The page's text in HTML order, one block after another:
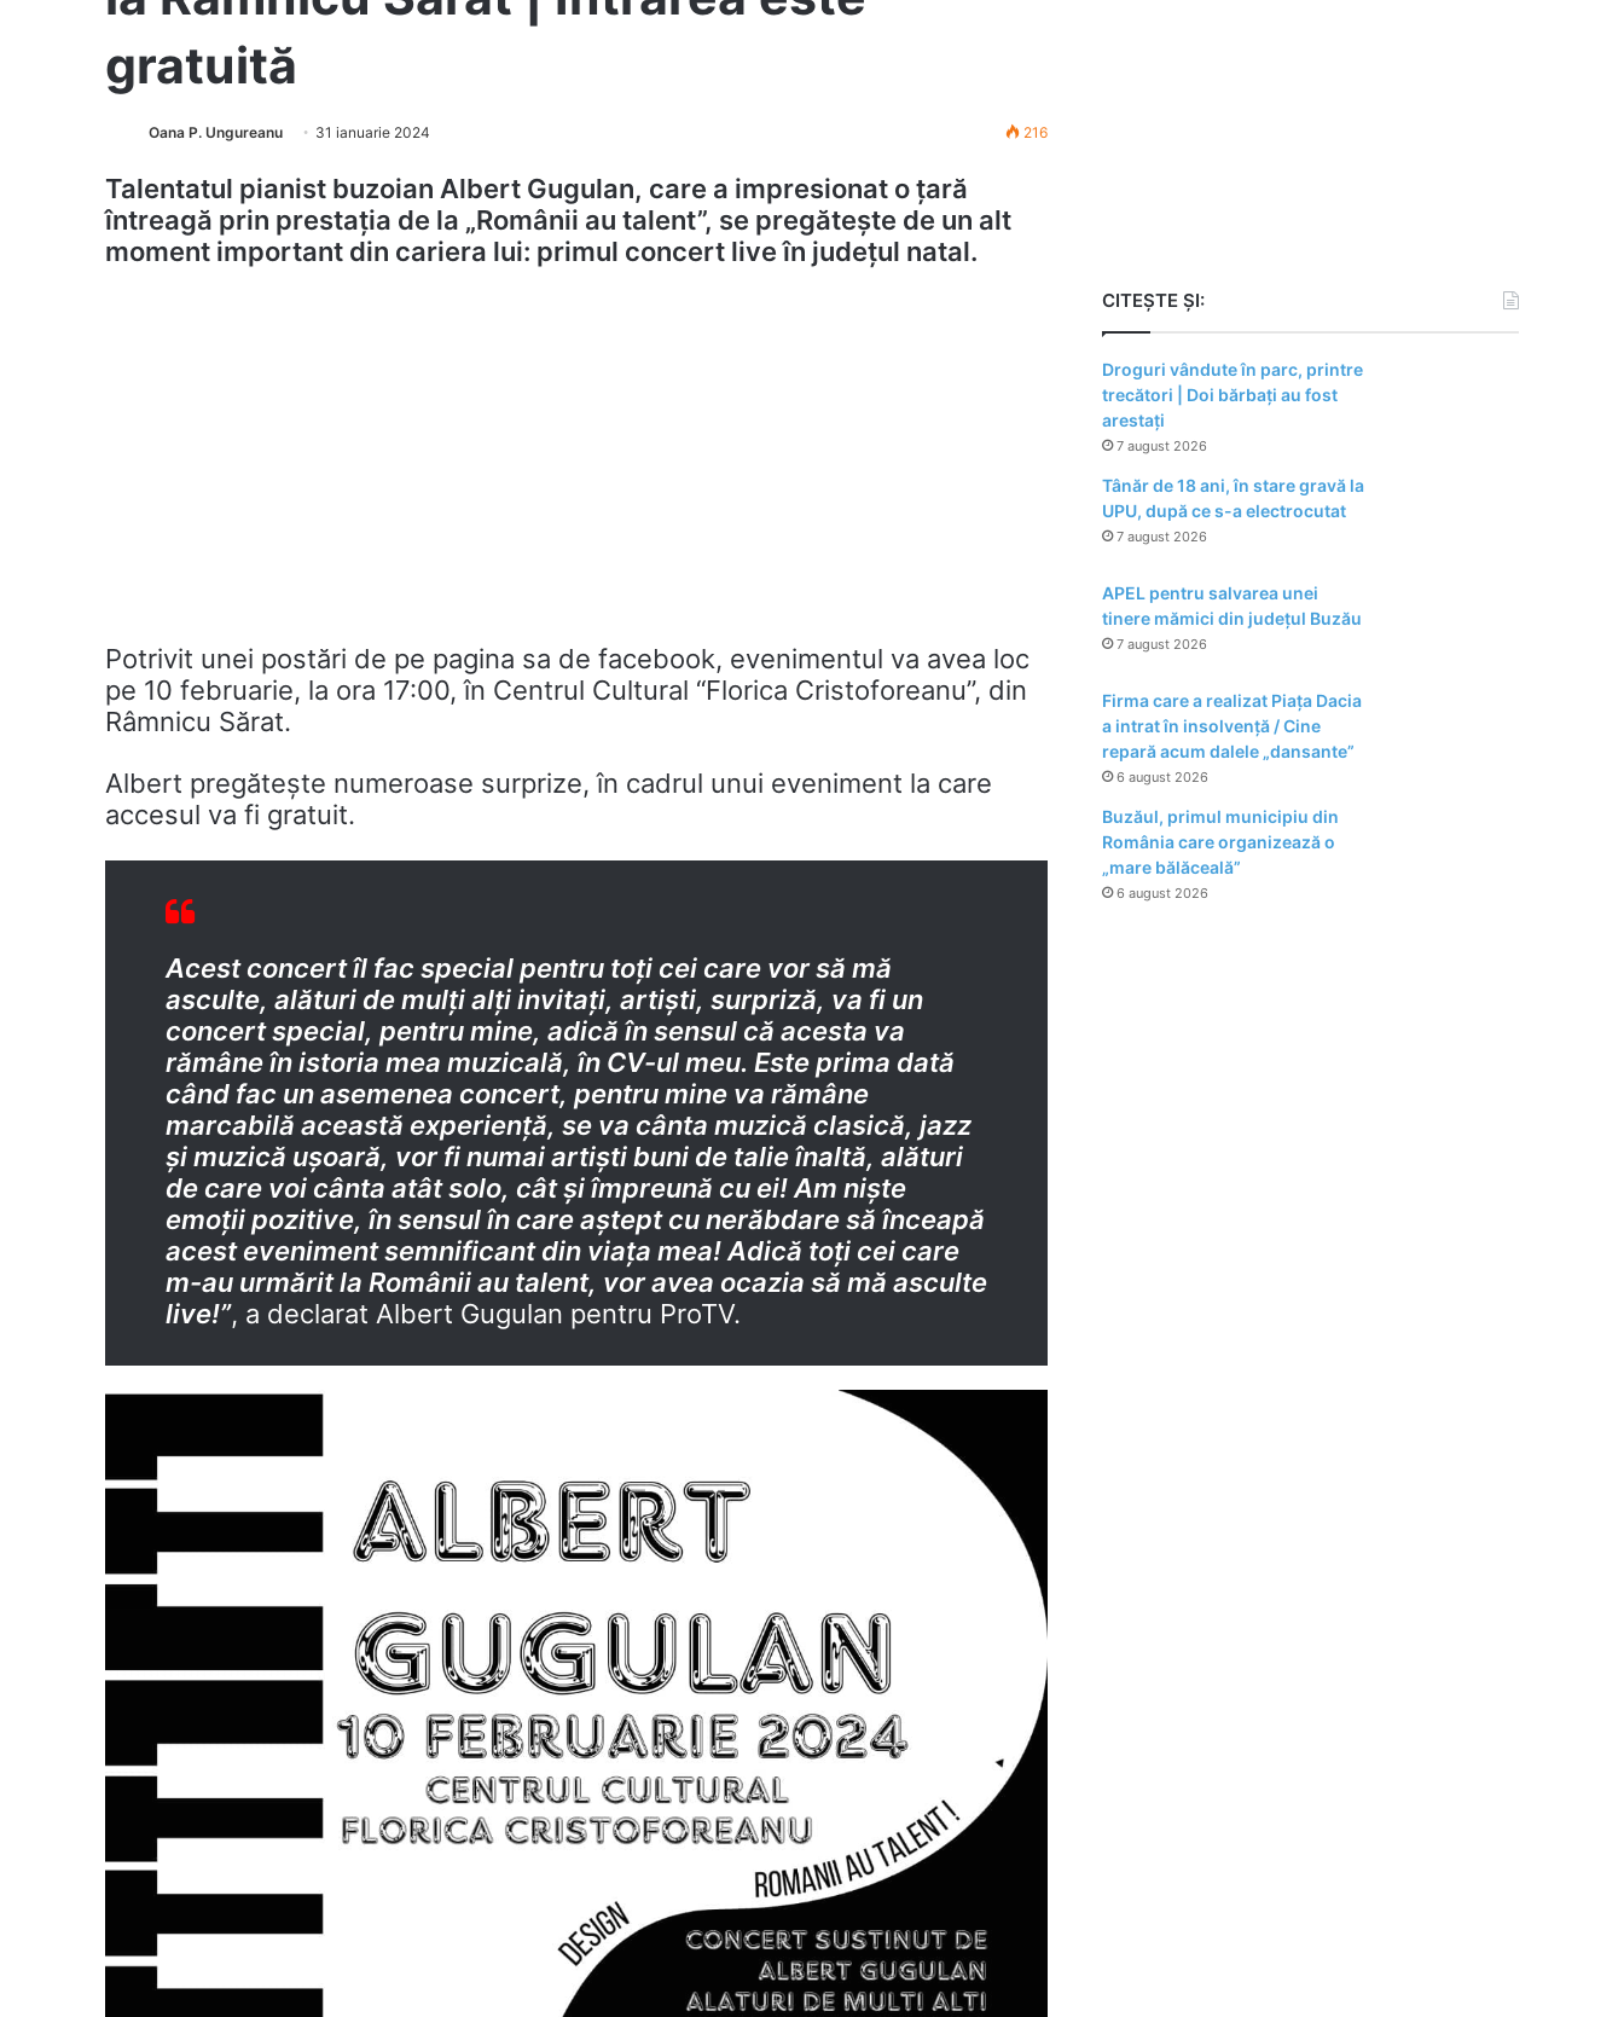
gratuită
Oana P. Ungureanu 31 ianuarie 2024 216
Talentatul pianist buzoian Albert Gugulan, care a impresionat o țară
întreagă prin prestația de la „Românii au talent”, se pregătește de un alt
moment important din cariera lui: primul concert live în județul natal.
Potrivit unei postări de pe pagina sa de facebook, evenimentul va avea loc
pe 10 februarie, la ora 17:00, în Centrul Cultural “Florica Cristoforeanu”, din
Râmnicu Sărat.
Albert pregătește numeroase surprize, în cadrul unui eveniment la care
accesul va fi gratuit.
Acest concert îl fac special pentru toți cei care vor să mă
asculte, alături de mulți alți invitați, artiști, surpriză, va fi un
concert special, pentru mine, adică în sensul că acesta va
rămâne în istoria mea muzicală, în CV-ul meu. Este prima dată
când fac un asemenea concert, pentru mine va rămâne
marcabilă această experiență, se va cânta muzică clasică, jazz
și muzică ușoară, vor fi numai artiști buni de talie înaltă, alături
de care voi cânta atât solo, cât și împreună cu ei! Am niște
emoții pozitive, în sensul în care aștept cu nerăbdare să înceapă
acest eveniment semnificant din viața mea! Adică toți cei care
m-au urmărit la Românii au talent, vor avea ocazia să mă asculte
live!”, a declarat Albert Gugulan pentru ProTV.
CITEȘTE ȘI:
Droguri vândute în parc, printre
trecători | Doi bărbați au fost
arestați
7 august 2026
Tânăr de 18 ani, în stare gravă la
UPU, după ce s-a electrocutat
7 august 2026
APEL pentru salvarea unei
tinere mămici din județul Buzău
7 august 2026
Firma care a realizat Piața Dacia
a intrat în insolvență / Cine
repară acum dalele „dansante”
6 august 2026
Buzăul, primul municipiu din
România care organizează o
„mare bălăceală”
6 august 2026